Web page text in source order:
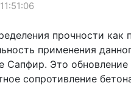
прочности как
применения
Сапфир. Это
сопротивление